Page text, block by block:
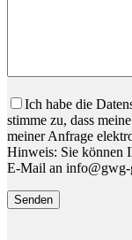
Bitte lassen Sie
Ich habe die
stimme zu, dass
meiner Anfrage
Hinweis: Sie können
E-Mail an